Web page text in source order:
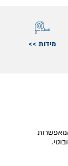
מידות >>
בגובה 12 ס״מ המאפשרות